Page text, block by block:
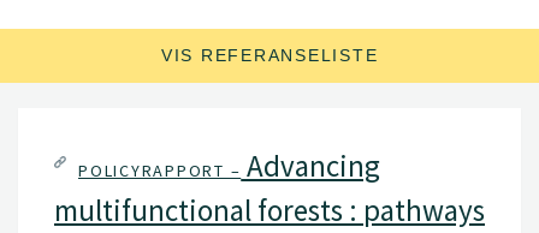
VIS REFERANSELISTE
POLICYRAPPORT – Advancing
multifunctional forests : pathways